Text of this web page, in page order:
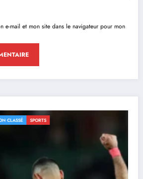
e-mail et mon site dans le navigateur pour mon